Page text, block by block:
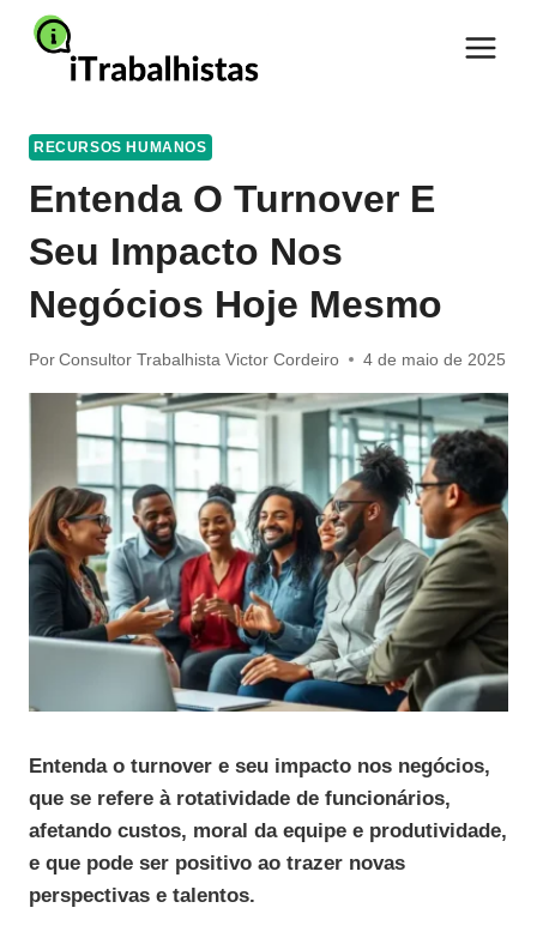
Pular
para
RECURSOS HUMANOS
Entenda O Turnover E
Seu Impacto Nos
Negócios Hoje Mesmo
Por Consultor Trabalhista Victor Cordeiro 4 de maio de 2025
Entenda o turnover e seu impacto nos negócios,
que se refere à rotatividade de funcionários,
afetando custos, moral da equipe e produtividade,
e que pode ser positivo ao trazer novas
perspectivas e talentos.